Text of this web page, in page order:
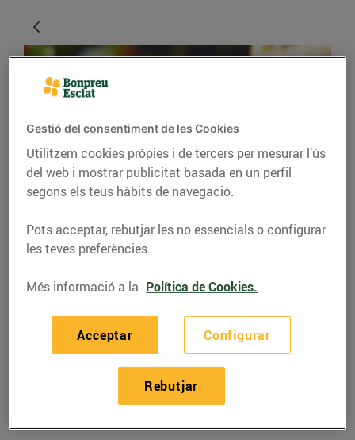
RECEPTES
Timbal de poma
formatge de cabra i
menta
16/de desembre/2020
Recepta de timbal de poma carame·litzada amb
Gestió del consentiment de les Cookies
Utilitzem cookies pròpies i de tercers per mesurar l’ús
del web i mostrar publicitat basada en un perfil
segons els teus hàbits de navegació.
Pots acceptar, rebutjar les no essencials o configurar
les teves preferències.
Més informació a la Política de Cookies.
Configurar
Rebutjar
Acceptar